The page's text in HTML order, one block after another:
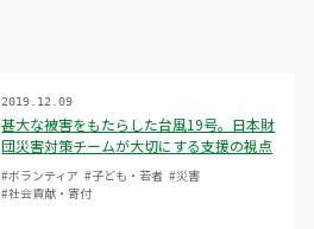
甚大な被害をもたらした台風19号。日本財
団災害対策チームが大切にする支援の視点
2019.12.09
#ボランティア #子ども・若者 #災害
#社会貢献・寄付